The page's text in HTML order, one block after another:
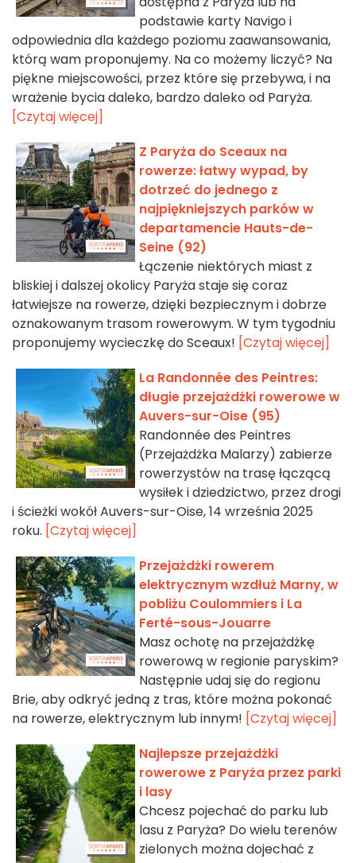
podstawie karty Navigo i
odpowiednia dla każdego poziomu zaawansowania,
którą wam proponujemy. Na co możemy liczyć? Na
piękne miejscowości, przez które się przebywa, i na
wrażenie bycia daleko, bardzo daleko od Paryża.
[Czytaj więcej]
Z Paryża do Sceaux na
rowerze: łatwy wypad, by
dotrzeć do jednego z
najpiękniejszych parków w
departamencie Hauts-de-
Seine (92)
Łączenie niektórych miast z
bliskiej i dalszej okolicy Paryża staje się coraz
łatwiejsze na rowerze, dzięki bezpiecznym i dobrze
oznakowanym trasom rowerowym. W tym tygodniu
proponujemy wycieczkę do Sceaux! [Czytaj więcej]
La Randonnée des Peintres:
długie przejażdżki rowerowe w
Auvers-sur-Oise (95)
Randonnée des Peintres
(Przejażdżka Malarzy) zabierze
rowerzystów na trasę łączącą
wysiłek i dziedzictwo, przez drogi
i ścieżki wokół Auvers-sur-Oise, 14 września 2025
roku. [Czytaj więcej]
Przejażdżki rowerem
elektrycznym wzdłuż Marny, w
pobliżu Coulommiers i La
Ferté-sous-Jouarre
Masz ochotę na przejażdżkę
rowerową w regionie paryskim?
Następnie udaj się do regionu
Brie, aby odkryć jedną z tras, które można pokonać
na rowerze, elektrycznym lub innym! [Czytaj więcej]
Najlepsze przejażdżki
rowerowe z Paryża przez parki
i lasy
Chcesz pojechać do parku lub
lasu z Paryża? Do wielu terenów
zielonych można dojechać z